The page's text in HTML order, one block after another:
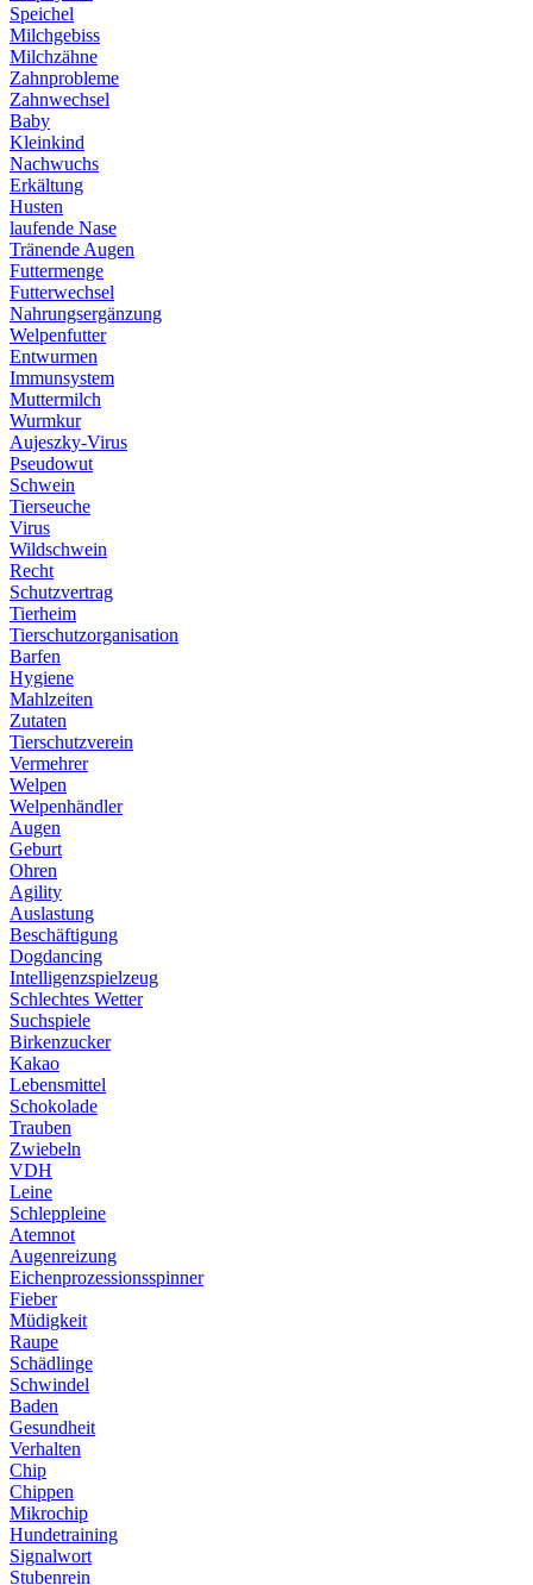
Speichel
Milchgebiss
Milchzähne
Zahnprobleme
Zahnwechsel
Baby
Kleinkind
Nachwuchs
Erkältung
Husten
laufende Nase
Tränende Augen
Futtermenge
Futterwechsel
Nahrungsergänzung
Welpenfutter
Entwurmen
Immunsystem
Muttermilch
Wurmkur
Aujeszky-Virus
Pseudowut
Schwein
Tierseuche
Virus
Wildschwein
Recht
Schutzvertrag
Tierheim
Tierschutzorganisation
Barfen
Hygiene
Mahlzeiten
Zutaten
Tierschutzverein
Vermehrer
Welpen
Welpenhändler
Augen
Geburt
Ohren
Agility
Auslastung
Beschäftigung
Dogdancing
Intelligenzspielzeug
Schlechtes Wetter
Suchspiele
Birkenzucker
Kakao
Lebensmittel
Schokolade
Trauben
Zwiebeln
VDH
Leine
Schleppleine
Atemnot
Augenreizung
Eichenprozessionsspinner
Fieber
Müdigkeit
Raupe
Schädlinge
Schwindel
Baden
Gesundheit
Verhalten
Chip
Chippen
Mikrochip
Hundetraining
Signalwort
Stubenrein